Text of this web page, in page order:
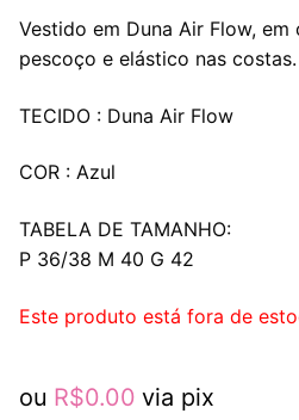
Vestido em Duna Air Flow, em
pescoço e elástico nas costas.
TECIDO : Duna Air Flow
COR : Azul
TABELA DE TAMANHO:
P 36/38 M 40 G 42
Este produto está fora de
ou R$0.00 via pix